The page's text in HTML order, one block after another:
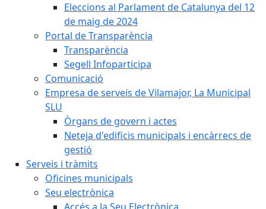
Eleccions al Parlament de Catalunya del 12
de maig de 2024
Portal de Transparència
Transparència
Segell Infoparticipa
Comunicació
Empresa de serveis de Vilamajor, La Municipal
SLU
Òrgans de govern i actes
Neteja d'edificis municipals i encàrrecs de
gestió
Serveis i tràmits
Oficines municipals
Seu electrònica